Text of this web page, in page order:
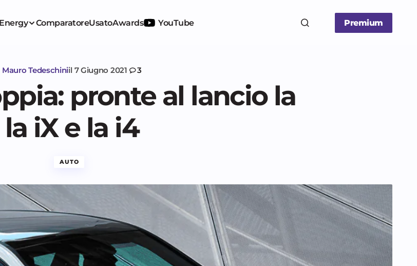
ComparatoreUsatoAwards YouTube Premium
Mauro Tedeschiniil 7 Giugno 2021 3
pronte al lancio la
la iX e la i4
AUTO